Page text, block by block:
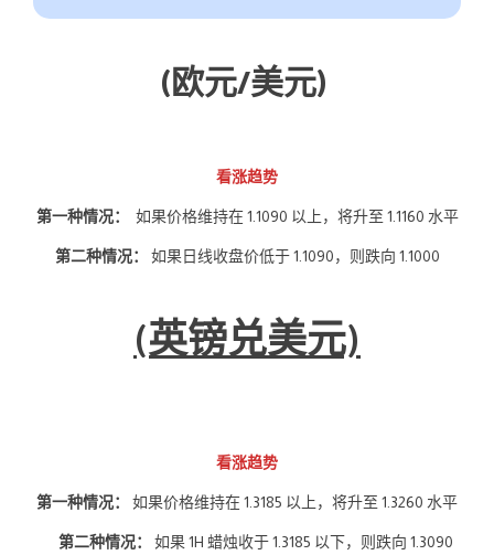
(欧元/美元)
看涨趋势
第一种情况： 如果价格维持在 1.1090 以上，将升至 1.1160 水平
第二种情况： 如果日线收盘价低于 1.1090，则跌向 1.1000
(英镑兑美元)
看涨趋势
第一种情况： 如果价格维持在 1.3185 以上，将升至 1.3260 水平
第二种情况： 如果 1H 蜡烛收于 1.3185 以下，则跌向 1.3090